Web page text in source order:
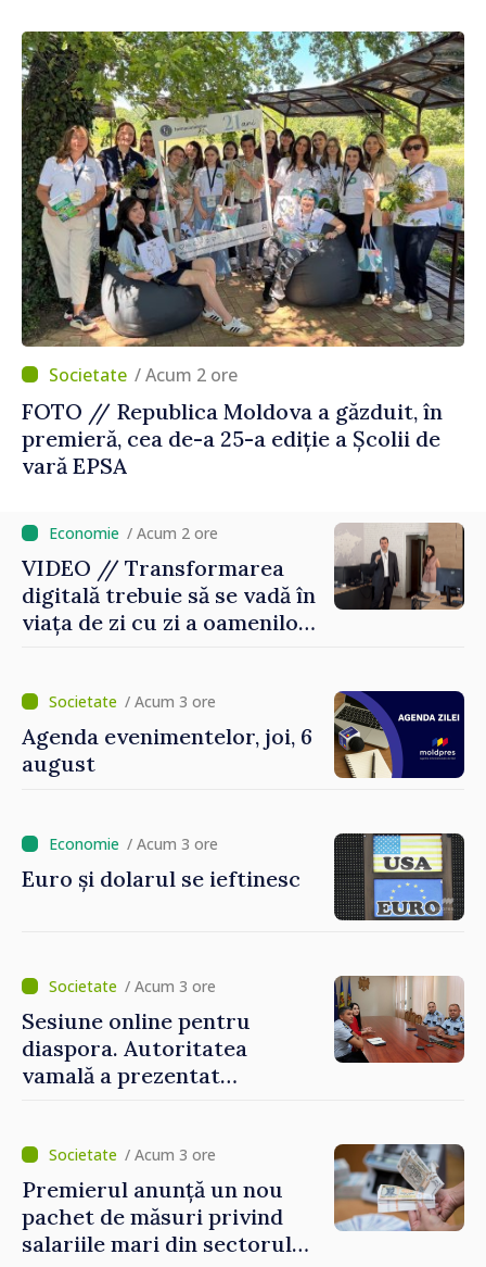
/ Acum 2 ore
FOTO // Republica Moldova a găzduit, în
premieră, cea de-a 25-a ediție a Școlii de
vară EPSA
/ Acum 2 ore
VIDEO // Transformarea
digitală trebuie să se vadă în
viața de zi cu zi a oamenilor
premierul Vasile Tofan, în
vizită la AGE
/ Acum 3 ore
Agenda evenimentelor, joi, 6
august
/ Acum 3 ore
Euro și dolarul se ieftinesc
/ Acum 3 ore
Sesiune online pentru
diaspora. Autoritatea
vamală a prezentat
/ Acum 3 ore
Premierul anunță un nou
pachet de măsuri privind
salariile mari din sectorul